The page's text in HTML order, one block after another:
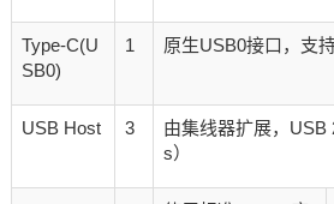
Type-C(U
SB0)
1 原生USB0接口，支
USB Host 3
由集线器扩展，USB
s）